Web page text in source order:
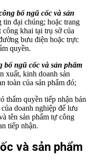
bố ngũ cốc và sản
tin đại chúng; hoặc trang
khai tại trụ sở của
bưu điện hoặc trực
quyền.
bố ngũ cốc và sản phẩm
xuất, kinh doanh sản
toàn của sản phẩm đó;
thẩm quyền tiếp nhận bản
doanh nghiệp để lưu
tên sản phẩm tự công
tiếp nhận.
và sản phẩm